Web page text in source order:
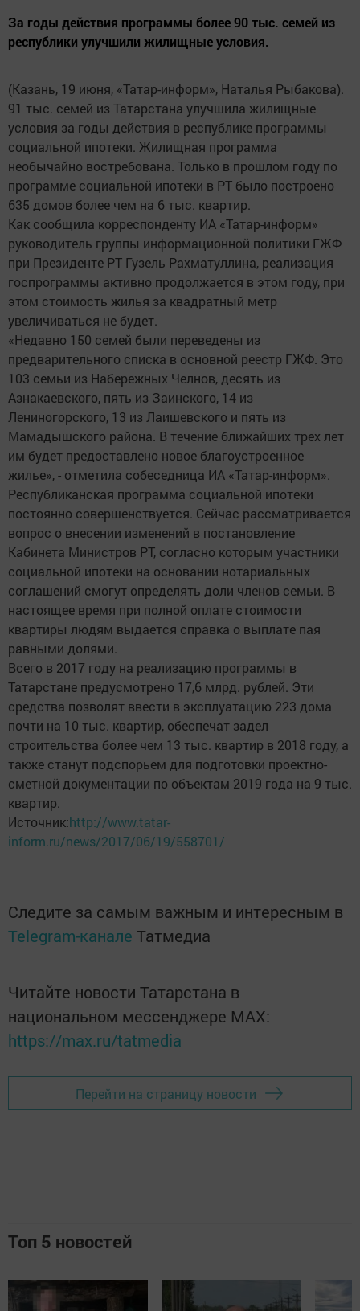
За годы действия программы более 90 тыс. семей из
республики улучшили жилищные условия.
(Казань, 19 июня, «Татар-информ», Наталья Рыбакова).
91 тыс. семей из Татарстана улучшила жилищные
условия за годы действия в республике программы
социальной ипотеки. Жилищная программа
необычайно востребована. Только в прошлом году по
программе социальной ипотеки в РТ было построено
635 домов более чем на 6 тыс. квартир.
Как сообщила корреспонденту ИА «Татар-информ»
руководитель группы информационной политики ГЖФ
при Президенте РТ Гузель Рахматуллина, реализация
госпрограммы активно продолжается в этом году, при
этом стоимость жилья за квадратный метр
увеличиваться не будет.
«Недавно 150 семей были переведены из
предварительного списка в основной реестр ГЖФ. Это
103 семьи из Набережных Челнов, десять из
Азнакаевского, пять из Заинского, 14 из
Лениногорского, 13 из Лаишевского и пять из
Мамадышского района. В течение ближайших трех лет
им будет предоставлено новое благоустроенное
жилье», - отметила собеседница ИА «Татар-информ».
Республиканская программа социальной ипотеки
постоянно совершенствуется. Сейчас рассматривается
вопрос о внесении изменений в постановление
Кабинета Министров РТ, согласно которым участники
социальной ипотеки на основании нотариальных
соглашений смогут определять доли членов семьи. В
настоящее время при полной оплате стоимости
квартиры людям выдается справка о выплате пая
равными долями.
Всего в 2017 году на реализацию программы в
Татарстане предусмотрено 17,6 млрд. рублей. Эти
средства позволят ввести в эксплуатацию 223 дома
почти на 10 тыс. квартир, обеспечат задел
строительства более чем 13 тыс. квартир в 2018 году, а
также станут подспорьем для подготовки проектно-
сметной документации по объектам 2019 года на 9 тыс.
квартир.
Источник:http://www.tatar-
inform.ru/news/2017/06/19/558701/
Следите за самым важным и интересным в
Telegram-канале Татмедиа
Читайте новости Татарстана в
национальном мессенджере MАХ:
https://max.ru/tatmedia
Перейти на страницу новости
Топ 5 новостей